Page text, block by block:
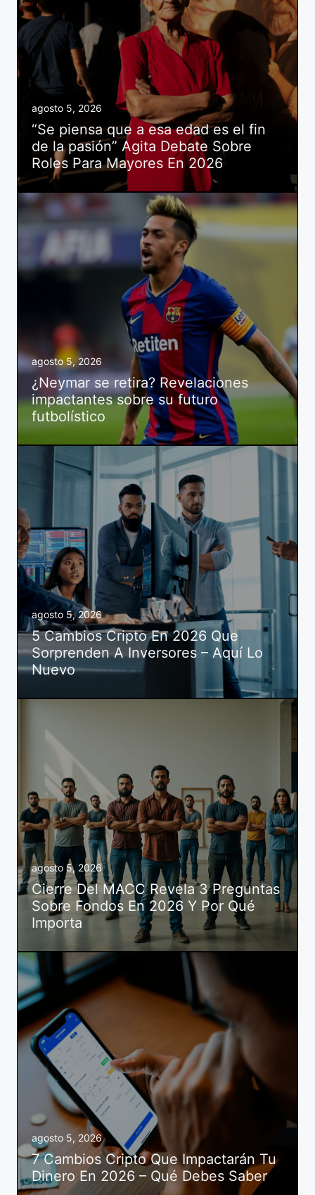
agosto 5, 2026
“Se piensa que a esa edad es el fin
de la pasión” Agita Debate Sobre
Roles Para Mayores En 2026
agosto 5, 2026
¿Neymar se retira? Revelaciones
impactantes sobre su futuro
futbolístico
agosto 5, 2026
5 Cambios Cripto En 2026 Que
Sorprenden A Inversores – Aquí Lo
Nuevo
agosto 5, 2026
Cierre Del MACC Revela 3 Preguntas
Sobre Fondos En 2026 Y Por Qué
Importa
agosto 5, 2026
7 Cambios Cripto Que Impactarán Tu
Dinero En 2026 – Qué Debes Saber